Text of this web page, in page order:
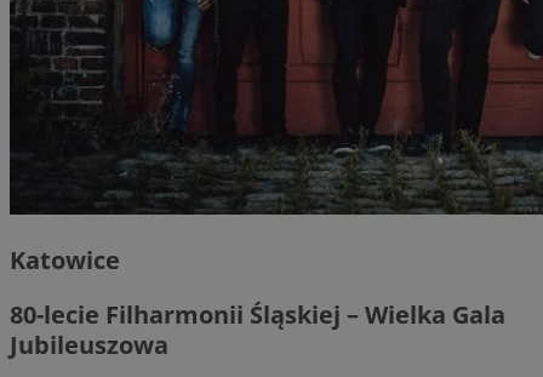
Katowice
80-lecie Filharmonii Śląskiej – Wielka Gala
Jubileuszowa